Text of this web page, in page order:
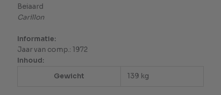
Beiaard
Carillon
Informatie:
Jaar van comp.: 1972
Inhoud:
Gewicht
139 kg